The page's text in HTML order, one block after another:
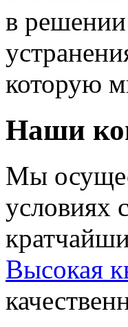
в
которую
Наши
Мы
условиях
Высокая